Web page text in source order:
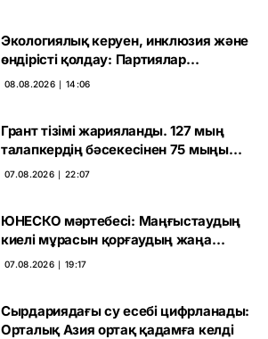
Экологиялық керуен, инклюзия және
өндірісті қолдау: Партиялар
өңірлерде қандай мәселе көтерді
08.08.2026 ∣ 14:06
Грант тізімі жарияланды. 127 мың
талапкердің бәсекесінен 75 мыңы
өтті
07.08.2026 ∣ 22:07
ЮНЕСКО мәртебесі: Маңғыстаудың
киелі мұрасын қорғаудың жаңа
кезеңі басталды
07.08.2026 ∣ 19:17
Сырдариядағы су есебі цифрланады:
Орталық Азия ортақ қадамға келді